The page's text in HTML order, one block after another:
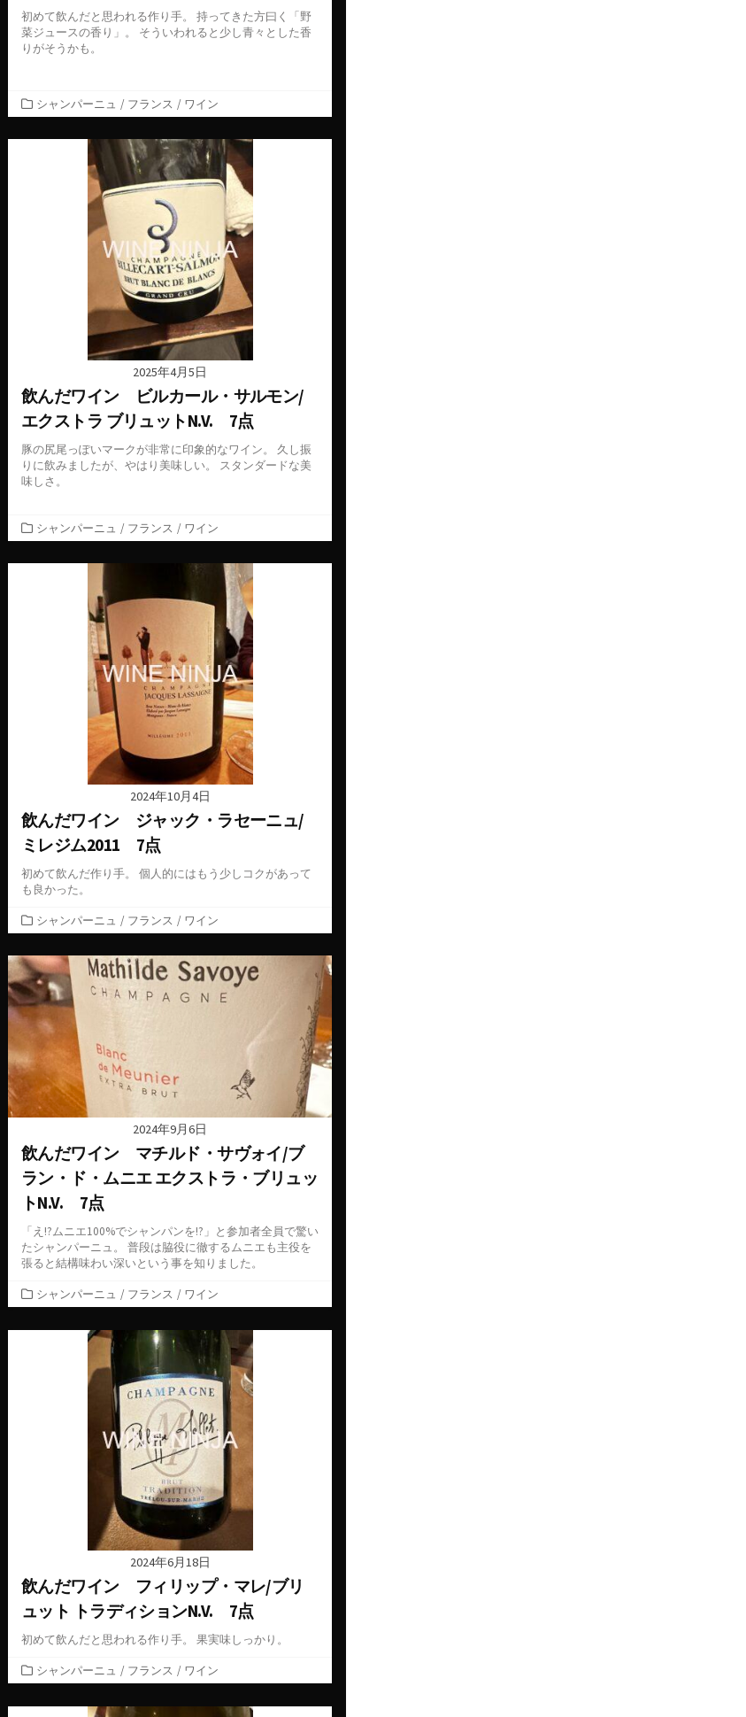
初めて飲んだと思われる作り手。 持ってきた方曰く「野
菜ジュースの香り」。 そういわれると少し青々とした香
りがそうかも。
カ
テ
ゴ
シャンパーニュ / フランス / ワイン
2025年4月5日
飲んだワイン ビルカール・サルモン/
エクストラ ブリュットN.V. 7点
豚の尻尾っぽいマークが非常に印象的なワイン。 久し振
りに飲みましたが、やはり美味しい。 スタンダードな美
味しさ。
カ
テ
ゴ
シャンパーニュ / フランス / ワイン
2024年10月4日
飲んだワイン ジャック・ラセーニュ/
ミレジム2011 7点
初めて飲んだ作り手。 個人的にはもう少しコクがあって
も良かった。
カ
テ
ゴ
リ
ー
シャンパーニュ / フランス / ワイン
2024年9月6日
飲んだワイン マチルド・サヴォイ/ブ
ラン・ド・ムニエ エクストラ・ブリュッ
トN.V. 7点
「え!?ムニエ100%でシャンパンを!?」と参加者全員で驚い
たシャンパーニュ。 普段は脇役に徹するムニエも主役を
張ると結構味わい深いという事を知りました。
カ
テ
ゴ
シャンパーニュ / フランス / ワイン
2024年6月18日
飲んだワイン フィリップ・マレ/ブリ
ュット トラディションN.V. 7点
初めて飲んだと思われる作り手。 果実味しっかり。
カ
テ
ゴ
シャンパーニュ / フランス / ワイン